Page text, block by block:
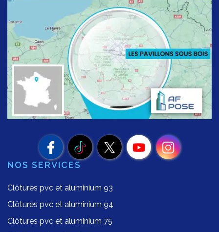
NOS SERVICES
Clôtures pvc et aluminium 93
Clôtures pvc et aluminium 94
Clôtures pvc et aluminium 75